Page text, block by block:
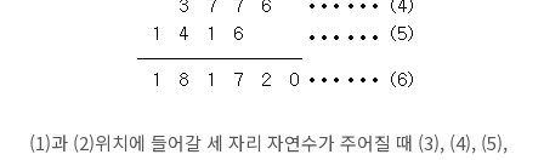
(1)과 (2)위치에 들어갈 세 자리 자연수가 주어질 때 (3), (4), (5),